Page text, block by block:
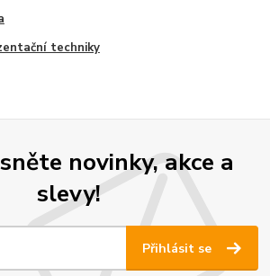
techniky
novinky, akce a
slevy!
Přihlásit se